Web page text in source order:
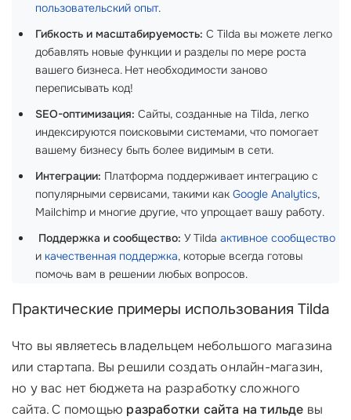
пользовательский опыт.
Гибкость и масштабируемость: С Tilda вы можете легко
добавлять новые функции и разделы по мере роста
вашего бизнеса. Нет необходимости заново
переписывать код!
SEO-оптимизация: Сайты, созданные на Tilda, легко
индексируются поисковыми системами, что помогает
вашему бизнесу быть более видимым в сети.
Интеграции: Платформа поддерживает интеграцию с
популярными сервисами, такими как Google Analytics,
Mailchimp и многие другие, что упрощает вашу работу.
Поддержка и сообщество: У Tilda активное сообщество
и качественная поддержка, которые всегда готовы
помочь вам в решении любых вопросов.
Практические примеры использования Tilda
Что вы являетесь владельцем небольшого магазина
или стартапа. Вы решили создать онлайн-магазин,
но у вас нет бюджета на разработку сложного
сайта. С помощью разработки сайта на тильде вы